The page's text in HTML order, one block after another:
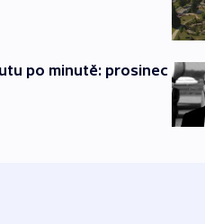
po minutě: prosinec